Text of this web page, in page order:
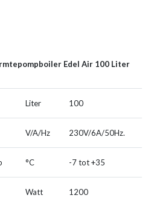
Edel Air 100 Liter
Liter 100
V/A/Hz 230V/6A/50Hz.
°C -7 tot +35
Watt 1200